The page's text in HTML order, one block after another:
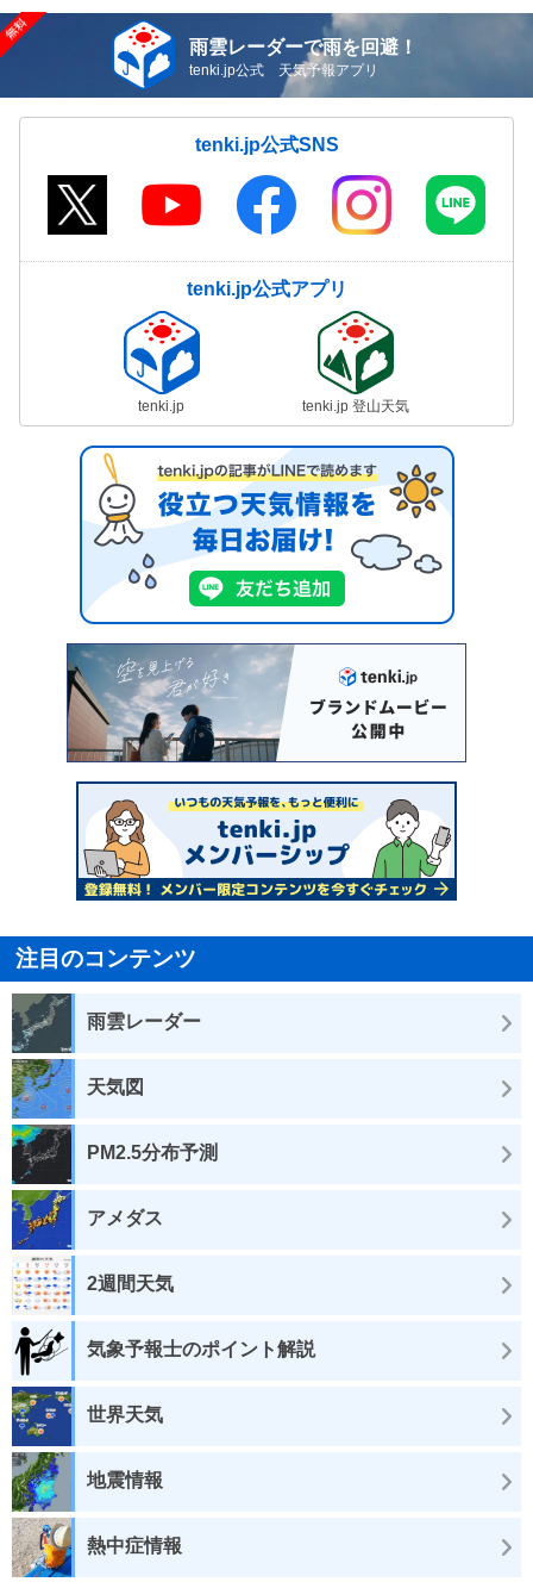
雨雲レーダーで雨を回避！
tenki.jp公式 天気予報アプリ
tenki.jp公式SNS
tenki.jp公式アプリ
tenki.jp tenki.jp 登山天気
注目のコンテンツ
雨雲レーダー
天気図
PM2.5分布予測
アメダス
2週間天気
気象予報士のポイント解説
世界天気
地震情報
熱中症情報